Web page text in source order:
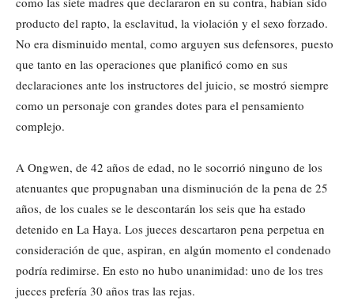
producto del rapto, la esclavitud, la violación y el sexo forzado.
No era disminuido mental, como arguyen sus defensores, puesto
que tanto en las operaciones que planificó como en sus
declaraciones ante los instructores del juicio, se mostró siempre
como un personaje con grandes dotes para el pensamiento
complejo.
A Ongwen, de 42 años de edad, no le socorrió ninguno de los
atenuantes que propugnaban una disminución de la pena de 25
años, de los cuales se le descontarán los seis que ha estado
detenido en La Haya. Los jueces descartaron pena perpetua en
consideración de que, aspiran, en algún momento el condenado
podría redimirse. En esto no hubo unanimidad: uno de los tres
jueces prefería 30 años tras las rejas.